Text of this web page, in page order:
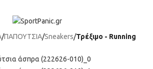
ΠΑΠΟΥΤΣΙΑ Sneakers Τρέξιμο - Running